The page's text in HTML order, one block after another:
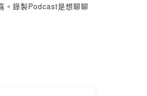
。錄製Podcast是想聊聊